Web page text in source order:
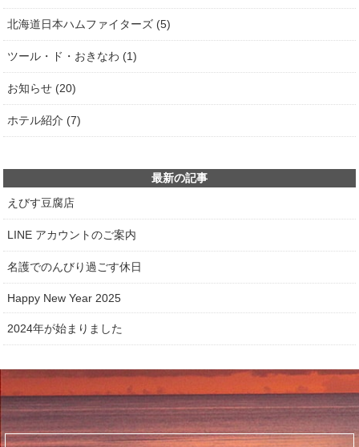
北海道日本ハムファイターズ (5)
ツール・ド・おきなわ (1)
お知らせ (20)
ホテル紹介 (7)
最新の記事
えびす豆腐店
LINE アカウントのご案内
名護でのんびり過ごす休日
Happy New Year 2025
2024年が始まりました